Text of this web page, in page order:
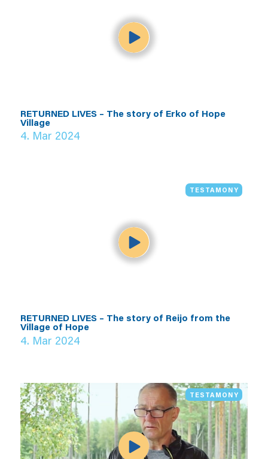
RETURNED LIVES – The story of Erko of Hope
Village
4. Mar 2024
TESTAMONY
RETURNED LIVES – The story of Reijo from the
Village of Hope
4. Mar 2024
TESTAMONY